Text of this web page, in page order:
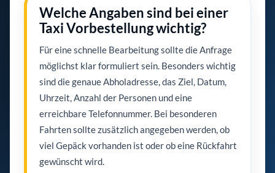
Welche Angaben sind bei einer
Taxi Vorbestellung wichtig?
Für eine schnelle Bearbeitung sollte die Anfrage
möglichst klar formuliert sein. Besonders wichtig
sind die genaue Abholadresse, das Ziel, Datum,
Uhrzeit, Anzahl der Personen und eine
erreichbare Telefonnummer. Bei besonderen
Fahrten sollte zusätzlich angegeben werden, ob
viel Gepäck vorhanden ist oder ob eine Rückfahrt
gewünscht wird.